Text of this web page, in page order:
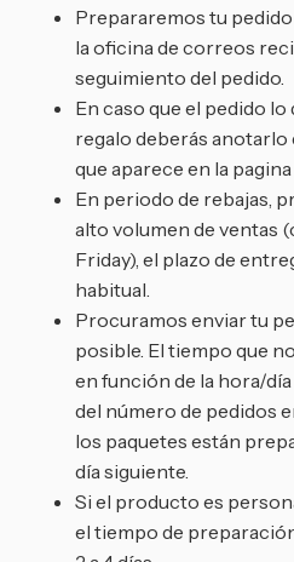
Prepararemos tu
la oficina de correos
seguimiento del pedido.
En caso que el pedido
regalo deberás anotarlo
que aparece en la
En periodo de rebajas,
alto volumen de ventas
Friday), el plazo de
habitual.
Procuramos enviar tu
posible. El tiempo que
en función de la hora/
del número de pedidos
los paquetes están
día siguiente.
Si el producto es
el tiempo de